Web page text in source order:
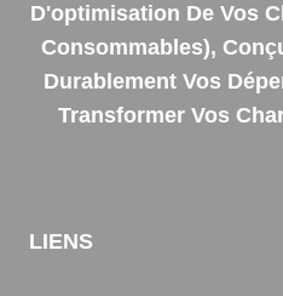
D'optimisation De Vos
Consommables),
Durablement Vos
Transformer Vos
LIENS